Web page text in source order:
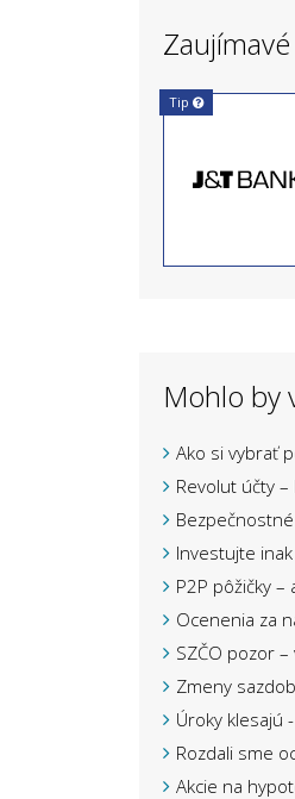
Tip
Mohlo by
Ako si vybrať
Revolut účty
Investujte
P2P pôžičky
Ocenenia za
SZČO pozor
Zmeny
Úroky klesajú
Rozdali sme
Akcie na